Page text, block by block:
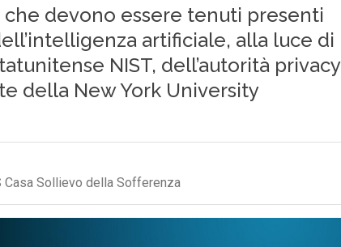
devono essere tenuti presenti
artificiale, alla luce di
NIST, dell’autorità privacy
della New York University
Casa Sollievo della Sofferenza